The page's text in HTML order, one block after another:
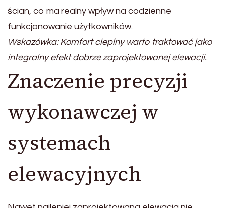
ścian, co ma realny wpływ na codzienne
funkcjonowanie użytkowników.
Wskazówka: Komfort cieplny warto traktować jako
integralny efekt dobrze zaprojektowanej elewacji.
Znaczenie precyzji
wykonawczej w
systemach
elewacyjnych